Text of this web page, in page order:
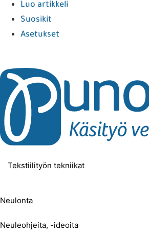
Luo artikkeli
Suosikit
Asetukset
Tekstiilityön tekniikat
Neulonta
Neuleohjeita, -ideoita